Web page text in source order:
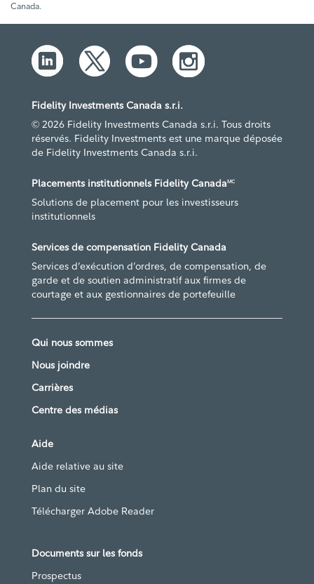
Canada.
Fidelity Investments Canada s.r.i.
© 2026 Fidelity Investments Canada s.r.i. Tous droits
réservés. Fidelity Investments est une marque déposée
de Fidelity Investments Canada s.r.i.
Placements institutionnels Fidelity CanadaMC
Solutions de placement pour les investisseurs
institutionnels
Services de compensation Fidelity Canada
Services d’exécution d’ordres, de compensation, de
garde et de soutien administratif aux firmes de
courtage et aux gestionnaires de portefeuille
Qui nous sommes
Nous joindre
Carrières
Centre des médias
Aide
Aide relative au site
Plan du site
Télécharger Adobe Reader
Documents sur les fonds
Prospectus